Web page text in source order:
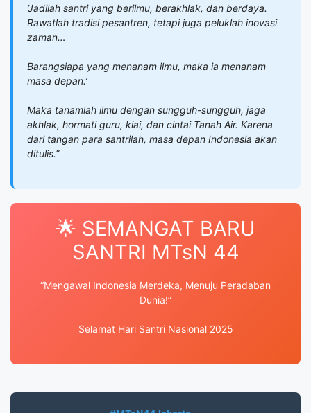
‘Jadilah santri yang berilmu, berakhlak, dan berdaya.
Rawatlah tradisi pesantren, tetapi juga peluklah inovasi
zaman…
Barangsiapa yang menanam ilmu, maka ia menanam
masa depan.’
Maka tanamlah ilmu dengan sungguh-sungguh, jaga
akhlak, hormati guru, kiai, dan cintai Tanah Air. Karena
dari tangan para santrilah, masa depan Indonesia akan
ditulis.”
🌟 SEMANGAT BARU
SANTRI MTsN 44
“Mengawal Indonesia Merdeka, Menuju Peradaban
Dunia!”
Selamat Hari Santri Nasional 2025